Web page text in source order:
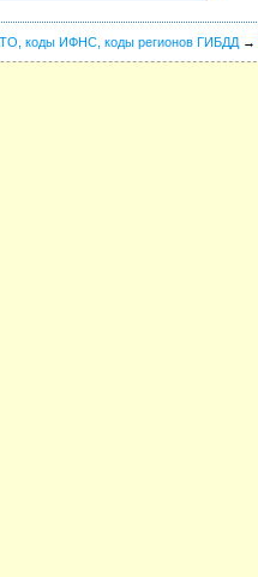
коды ИФНС, коды регионов ГИБДД →